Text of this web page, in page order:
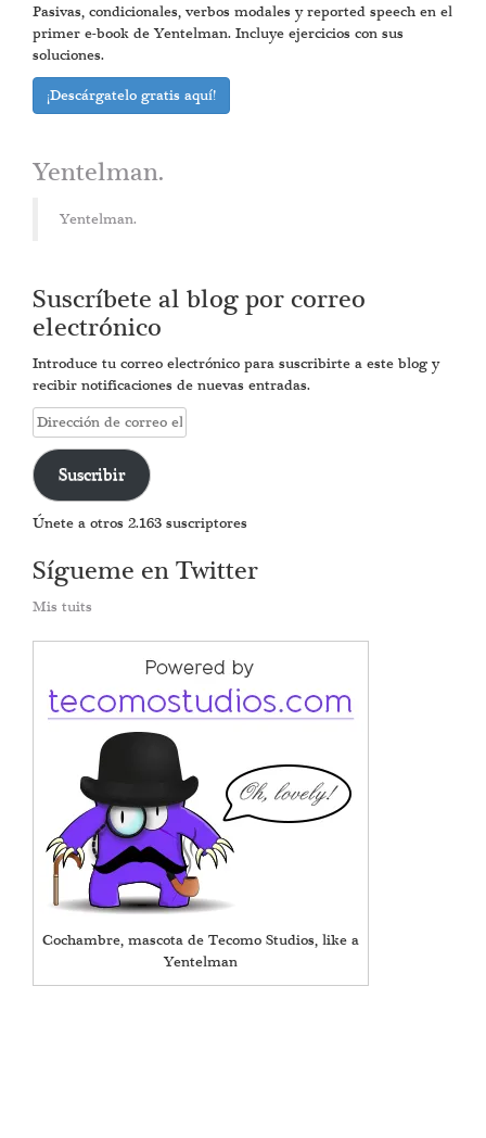
Pasivas, condicionales, verbos modales y reported speech en el
primer e-book de Yentelman. Incluye ejercicios con sus
soluciones.
¡Descárgatelo gratis aquí!
Yentelman.
Yentelman.
Suscríbete al blog por correo
electrónico
Introduce tu correo electrónico para suscribirte a este blog y
recibir notificaciones de nuevas entradas.
Dirección
de
correo
electrónico
Suscribir
Únete a otros 2.163 suscriptores
Sígueme en Twitter
Mis tuits
Cochambre, mascota de Tecomo Studios, like a
Yentelman